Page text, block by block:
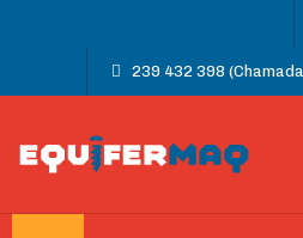
239 432 398